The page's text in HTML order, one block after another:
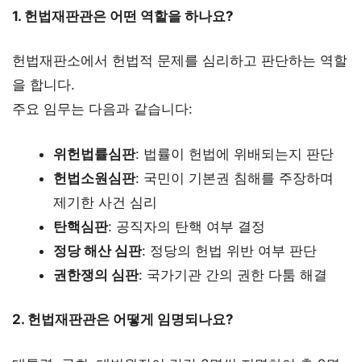
1. 헌법재판관은 어떤 역할을 하나요?
헌법재판소에서 헌법적 문제를 심리하고 판단하는 역할
을 합니다.
주요 임무는 다음과 같습니다:
위헌법률심판: 법률이 헌법에 위배되는지 판단
헌법소원심판: 국민이 기본권 침해를 주장하며
제기한 사건 심리
탄핵심판: 공직자의 탄핵 여부 결정
정당 해산 심판: 정당의 헌법 위반 여부 판단
권한쟁의 심판: 국가기관 간의 권한 다툼 해결
2. 헌법재판관은 어떻게 임명되나요?